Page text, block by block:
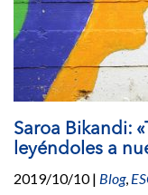
Saroa Bikandi:
leyéndoles a
2019/10/10| Blog,